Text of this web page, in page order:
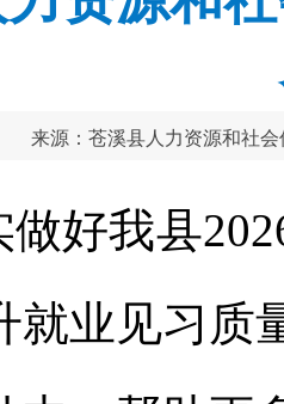
来源：苍溪县人力资源和社会
做好我县
就业见习质